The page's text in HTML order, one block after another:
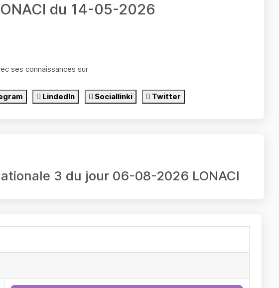
du 14-05-2026
ses connaissances sur
LindedIn Sociallinki Twitter
3 du jour 06-08-2026 LONACI